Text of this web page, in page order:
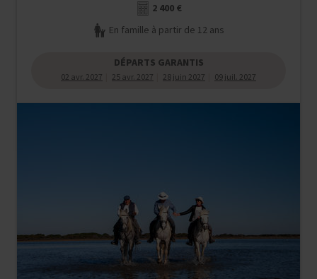
2 400 €
En famille à partir de 12 ans
DÉPARTS GARANTIS
02 avr. 2027 25 avr. 2027 28 juin 2027 09 juil. 2027